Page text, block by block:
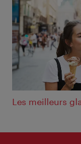
Les meilleurs